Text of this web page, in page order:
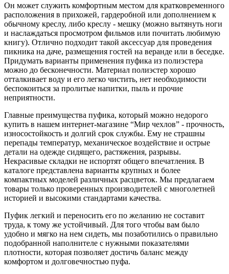
Он может служить комфортным местом для кратковременного
расположения в прихожей, гардеробной или дополнением к
обычному креслу, либо креслу - мешку (можно вытянуть ноги
и наслаждаться просмотром фильмов или почитать любимую
книгу). Отлично подходит такой аксессуар для проведения
пикника на даче, размещения гостей на веранде или в беседке.
Придумать варианты применения пуфика из полиэстера
можно до бесконечности. Материал полиэстер хорошо
отталкивает воду и его легко чистить, нет необходимости
беспокоиться за пролитые напитки, пыль и прочие
неприятности.
Главные преимущества пуфика, который можно недорого
купить в нашем интернет-магазине “Мир чехлов” - прочность,
износостойкость и долгий срок службы. Ему не страшны
перепады температур, механическое воздействие и острые
детали на одежде сидящего, растяжения, разрывы.
Некрасивые складки не испортят общего впечатления. В
каталоге представлена варианты крупных и более
компактных моделей различных расцветок. Мы предлагаем
товары только проверенных производителей с многолетней
историей и высокими стандартами качества.
Пуфик легкий и переносить его по желанию не составит
труда, к тому же устойчивый. Для того чтобы вам было
удобно и мягко на нем сидеть, мы позаботились о правильно
подобранной наполнителе с нужными показателями
плотности, которая позволяет достичь баланс между
комфортом и долговечностью пуфа.